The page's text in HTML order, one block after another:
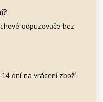
odpuzovače bez
dní na vrácení zboží